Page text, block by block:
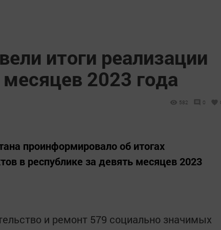
итоги реализации
2023 года
582 0
проинформировало об итогах
в республике за девять месяцев 2023
и ремонт 579 социально значимых